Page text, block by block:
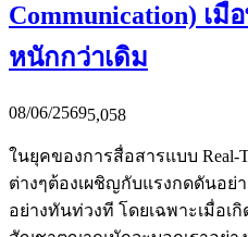
Communication) เมื่
หนักกว่าเดิม
08/06/25695,058
ในยุคของการสื่อสารแบบ
ต่างๆต้องเผชิญกับแรงกดดันอย่
อย่างทันท่วงที โดยเฉพาะเมื่อเ